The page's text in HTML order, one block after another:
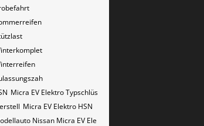
Micra EV Elektro​​​​ Typschlüs
Micra EV Elektro​​​​​ HSN
Nissan Micra EV Ele